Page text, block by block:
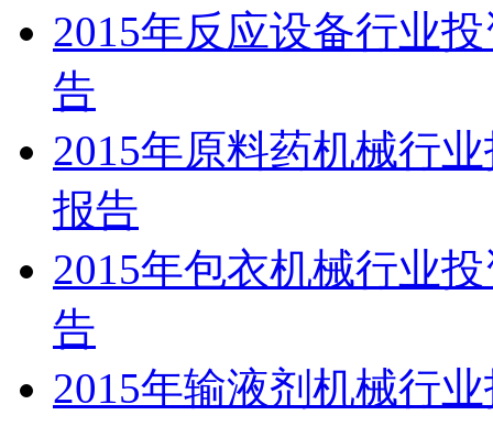
2015年反应设备行业
告
2015年原料药机械行
报告
2015年包衣机械行业
告
2015年输液剂机械行